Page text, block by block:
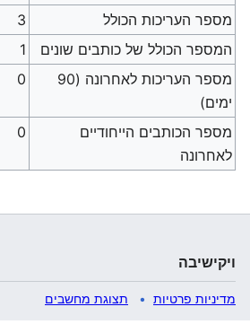
מספר העריכות הכולל
3
המספר הכולל של כותבים שונים
1
מספר העריכות לאחרונה (90
ימים)
0
מספר הכותבים הייחודיים
לאחרונה
0
ויקישיבה
מדיניות פרטיות תצוגת מחשבים